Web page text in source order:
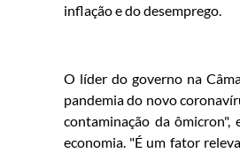
inflação e do desemprego.
O líder do governo na
pandemia do novo
contaminação da
economia. "É um fator